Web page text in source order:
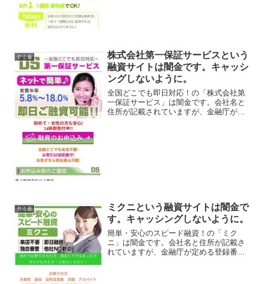
ヤミ金
株式会社第一保証サービスという
融資サイトは闇金です。キャッシ
ングしないように。
全国どこでも即日対応！の「株式会社第
一保証サービス」は闇金です。会社名と
住所が記載されていますが、金融庁が定
ヤミ金
ミクニという融資サイトは闇金で
す。キャッシングしないように。
簡単・安心のスピード融資！の「ミク
ニ」は闇金です。会社名と住所が記載さ
れていますが、金融庁が定める登録番号